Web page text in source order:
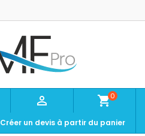
 shopping_cart0
Créer un devis à partir du panier